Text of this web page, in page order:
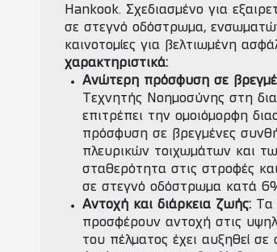
Hankook. Σχεδιασμένο για
σε στεγνό οδόστρωμα,
καινοτομίες για βελτιωμένη
χαρακτηριστικά:
Ανώτερη πρόσφυση σε
Τεχνητής Νοημοσύνης στη
επιτρέπει την ομοιόμορφη
πρόσφυση σε βρεγμένες
πλευρικών τοιχωμάτων και
σταθερότητα στις στροφές
σε στεγνό οδόστρωμα κατά
Αντοχή και διάρκεια ζωής:
προσφέρουν αντοχή στις
του πέλματος έχει αυξηθεί